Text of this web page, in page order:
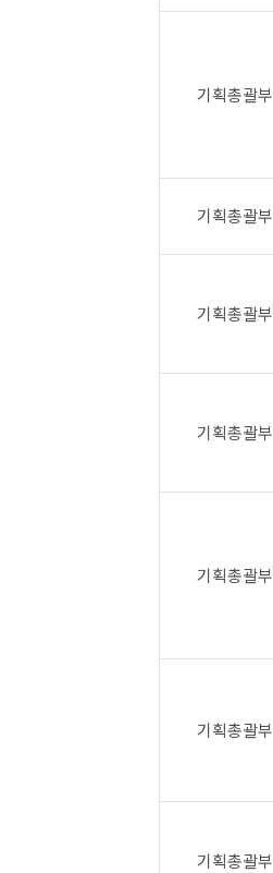
기획총괄부
기획총괄부
기획총괄부
기획총괄부
기획총괄부
기획총괄부
기획총괄부